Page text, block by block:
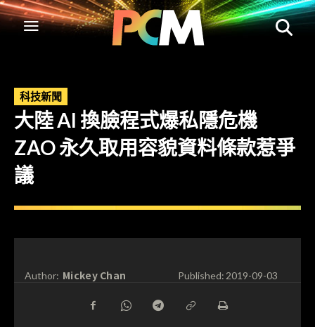
科技新聞
大陸 AI 換臉程式爆私隱危機
ZAO 永久取用容貌資料條款惹爭
議
Author: Mickey Chan Published:2019-09-03